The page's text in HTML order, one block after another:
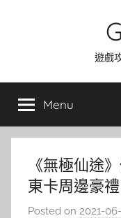
遊戲
Menu
《無極仙途
東卡周邊豪禮
Posted on 2021-